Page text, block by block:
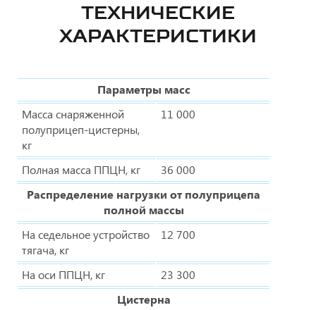
ТЕХНИЧЕСКИЕ
ХАРАКТЕРИСТИКИ
Параметры масс
Масса снаряженной
полуприцеп-цистерны,
кг
11 000
Полная масса ППЦН, кг
36 000
Распределение нагрузки от полуприцепа
полной массы
На седельное устройство
тягача, кг
12 700
На оси ППЦН, кг
23 300
Цистерна